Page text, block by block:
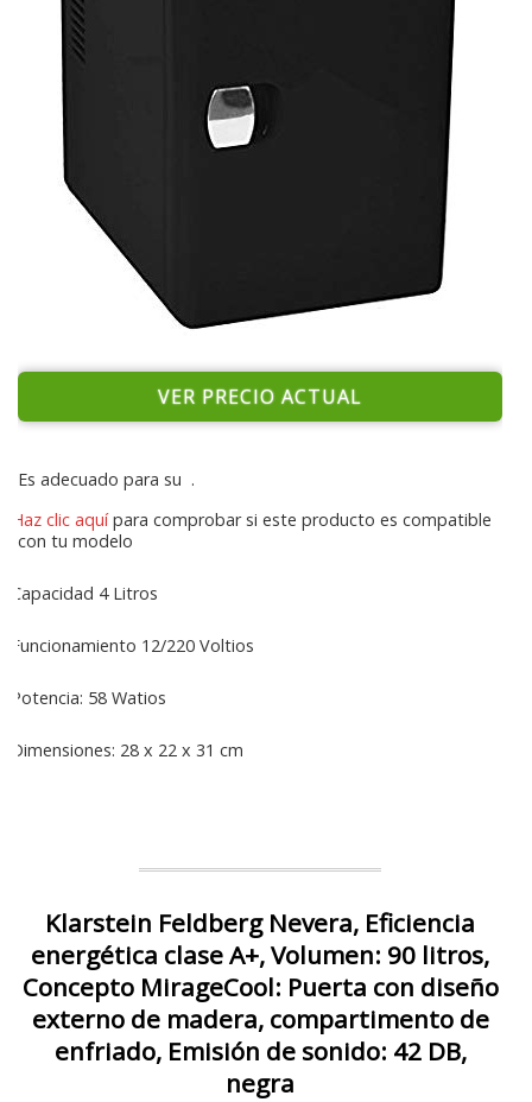
VER PRECIO ACTUAL
Es adecuado para su .
Haz clic aquípara comprobar si este producto es compatible
con tu modelo
Capacidad 4 Litros
Funcionamiento 12/220 Voltios
Potencia: 58 Watios
Dimensiones: 28 x 22 x 31 cm
Klarstein Feldberg Nevera, Eficiencia
energética clase A+, Volumen: 90 litros,
Concepto MirageCool: Puerta con diseño
externo de madera, compartimento de
enfriado, Emisión de sonido: 42 DB,
negra